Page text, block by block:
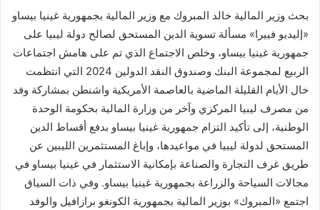
بحث وزير المالية خالد المبروك مع وزير المالية بجمهورية غينيا بيساو
«إليديو فييرا» مسألة تسوية الدين المستحق لصالح دولة ليبيا على
جمهورية غينيا بيساو، وخلص الاجتماع الذي تم على هامش اجتماعات
الربيع لمجموعة البنك وصندوق النقد الدولين 2024 التي انتظمت
خال الأيام القليلة الماضية بالعاصمة الأمريكية واشنطن بمشاركة وفد
من مصرف ليبيا المركزي وآخر من وزارة المالية بحكومة الوحدة
الوطنية، إلى تأكيد التزام جمهورية غينيا بيساو بدفع أقساط الدين
المستحق لدولة ليبيا في مواعيدها، وإباغ المستثمرين الليبين عن
طريق غرف التجارة والصناعة بإمكانية الاستثمار في غينيا بيساو في
مجالات السياحة والزراعة بجمهورية غينيا بيساو. وفي ذات السياق
اجتمع «المبروك» بوزير المالية بجمهورية الكونغو برازافيل والوفد